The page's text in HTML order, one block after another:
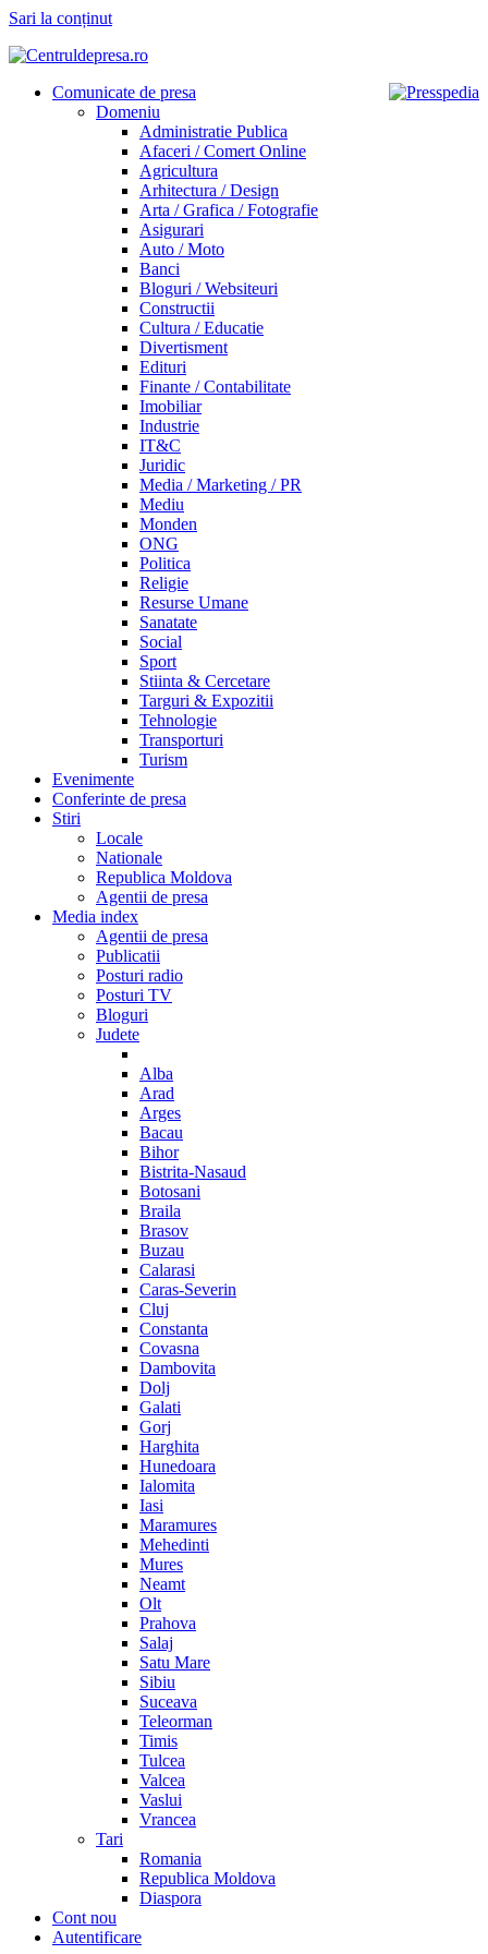
Sari la conținut
Comunicate de presa
Domeniu
Administratie Publica
Afaceri / Comert Online
Agricultura
Arhitectura / Design
Arta / Grafica / Fotografie
Asigurari
Auto / Moto
Banci
Bloguri / Websiteuri
Constructii
Cultura / Educatie
Divertisment
Edituri
Finante / Contabilitate
Imobiliar
Industrie
IT&C
Juridic
Media / Marketing / PR
Mediu
Monden
ONG
Politica
Religie
Resurse Umane
Sanatate
Social
Sport
Stiinta & Cercetare
Targuri & Expozitii
Tehnologie
Transporturi
Turism
Evenimente
Conferinte de presa
Stiri
Locale
Nationale
Republica Moldova
Agentii de presa
Media index
Agentii de presa
Publicatii
Posturi radio
Posturi TV
Bloguri
Judete
Alba
Arad
Arges
Bacau
Bihor
Bistrita-Nasaud
Botosani
Braila
Brasov
Buzau
Calarasi
Caras-Severin
Cluj
Constanta
Covasna
Dambovita
Dolj
Galati
Gorj
Harghita
Hunedoara
Ialomita
Iasi
Maramures
Mehedinti
Mures
Neamt
Olt
Prahova
Salaj
Satu Mare
Sibiu
Suceava
Teleorman
Timis
Tulcea
Valcea
Vaslui
Vrancea
Tari
Romania
Republica Moldova
Diaspora
Cont nou
Autentificare